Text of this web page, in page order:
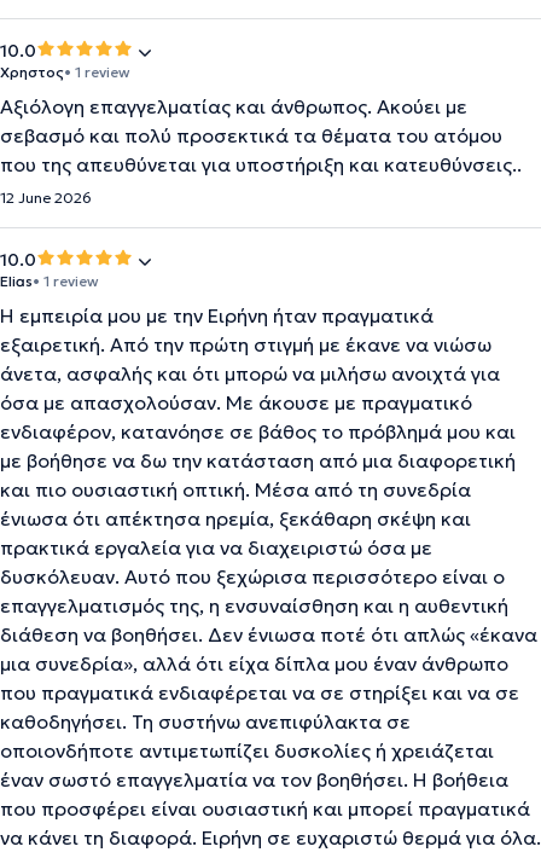
10.0
Χρηστος• 1 review
Αξιόλογη επαγγελματίας και άνθρωπος. Ακούει με
σεβασμό και πολύ προσεκτικά τα θέματα του ατόμου
που της απευθύνεται για υποστήριξη και κατευθύνσεις..
12 June 2026
10.0
Elias• 1 review
Η εμπειρία μου με την Ειρήνη ήταν πραγματικά
εξαιρετική. Από την πρώτη στιγμή με έκανε να νιώσω
άνετα, ασφαλής και ότι μπορώ να μιλήσω ανοιχτά για
όσα με απασχολούσαν. Με άκουσε με πραγματικό
ενδιαφέρον, κατανόησε σε βάθος το πρόβλημά μου και
με βοήθησε να δω την κατάσταση από μια διαφορετική
και πιο ουσιαστική οπτική. Μέσα από τη συνεδρία
ένιωσα ότι απέκτησα ηρεμία, ξεκάθαρη σκέψη και
πρακτικά εργαλεία για να διαχειριστώ όσα με
δυσκόλευαν. Αυτό που ξεχώρισα περισσότερο είναι ο
επαγγελματισμός της, η ενσυναίσθηση και η αυθεντική
διάθεση να βοηθήσει. Δεν ένιωσα ποτέ ότι απλώς «έκανα
μια συνεδρία», αλλά ότι είχα δίπλα μου έναν άνθρωπο
που πραγματικά ενδιαφέρεται να σε στηρίξει και να σε
καθοδηγήσει. Τη συστήνω ανεπιφύλακτα σε
οποιονδήποτε αντιμετωπίζει δυσκολίες ή χρειάζεται
έναν σωστό επαγγελματία να τον βοηθήσει. Η βοήθεια
που προσφέρει είναι ουσιαστική και μπορεί πραγματικά
να κάνει τη διαφορά. Ειρήνη σε ευχαριστώ θερμά για όλα.